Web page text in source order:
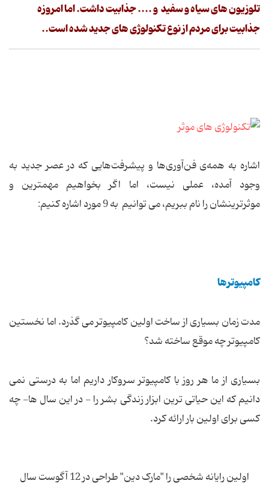
تلوزیون های سیاه و سفید و .... جذابیت داشت. اما امروزه
جذابیت برای مردم از نوع تکنولوژی های جدید شده است..
اشاره به همه‌ی فن‌آوری‌ها و پیشرفت‌هایی که در عصر جدید به
وجود آمده، عملی نیست، اما اگر بخواهیم مهمترین و
موثرترینشان را نام ببریم، می توانیم به 9 مورد اشاره کنیم:
کامپیوتر‌ها
مدت زمان بسیاری از ساخت اولین کامپیوتر می گذرد. اما نخستین
کامپیوتر چه موقع ساخته شد؟
بسیاری از ما هر روز با کامپیوتر سروکار داریم اما به درستی نمی
دانیم که این حیاتی ترین ابزار زندگی بشر را - در این سال ها- چه
کسی برای اولین بار ارائه کرد.
اولین رایانه شخصی را "مارک دین" طراحی در 12 آگوست سال